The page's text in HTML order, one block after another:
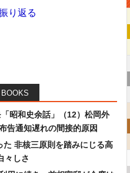
り返る
BOOKS
昭和史余話」（12）松岡外
告通知遅れの間接的原因
た 非核三原則を踏みにじる高
々しさ